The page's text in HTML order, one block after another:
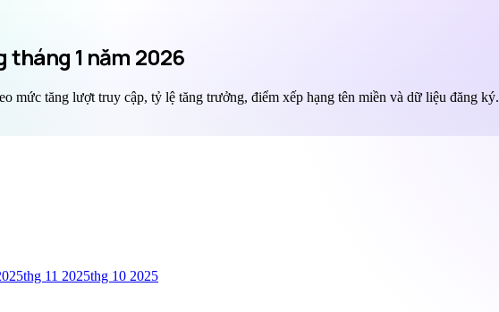
1 năm 2026
mức tăng lượt truy cập, tỷ lệ tăng trưởng, điểm xếp hạng tên miền và dữ liệu đăng ký.
thg 11 2025thg 10 2025